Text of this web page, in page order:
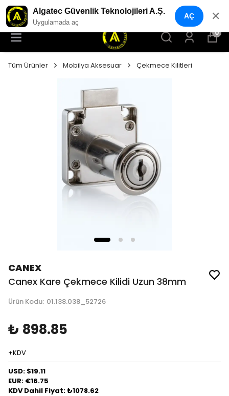
YENI NESIL GÜVENLIK GEÇIŞ SISTEMLERI
0
Tüm Ürünler Mobilya Aksesuar Çekmece Kilitleri
CANEX
Canex Kare Çekmece Kilidi Uzun 38mm
Ürün Kodu: 01.138.038_52726
₺ 898.85
+KDV
USD: $19.11
EUR: €16.75
KDV Dahil Fiyat: ₺1078.62
Algatec Güvenlik Teknolojileri A.Ş.
Uygulamada aç
AÇ ✕